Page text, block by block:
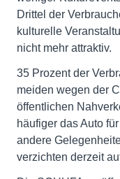
Drittel der
kulturelle
nicht mehr attraktiv.
35 Prozent der
meiden wegen der
öffentlichen
häufiger das Auto
andere
verzichten derzeit